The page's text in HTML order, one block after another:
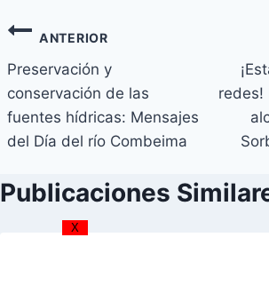
ANTERIOR
Preservación y
conservación de las
fuentes hídricas: Mensajes
del Día del río Combeima
redes!
Publicaciones
X